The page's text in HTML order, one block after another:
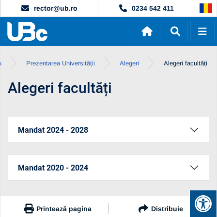
rector@ub.ro 0234 542 411
Prezentarea Universității Alegeri Alegeri facultăți
Alegeri facultăți
Mandat 2024 - 2028
Mandat 2020 - 2024
Printează pagina Distribuie